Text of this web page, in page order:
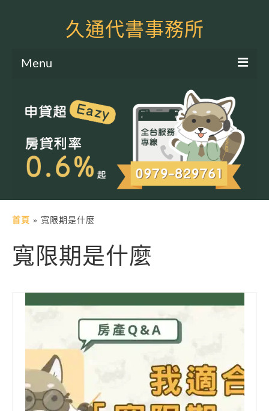
久通代書事務所
Menu
土地二胎申貸
房屋二胎申貸
軍公教貸款
土地貸款
房屋貸款
信用貸款
代書貸款
銀行貸款
其他貸款
申貸Q&A
首頁 » 寬限期是什麼
寬限期是什麼